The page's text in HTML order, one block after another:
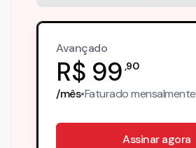
Avançado
R$ 99 ,90
/mês•Faturadomensalmente
Assinar agora